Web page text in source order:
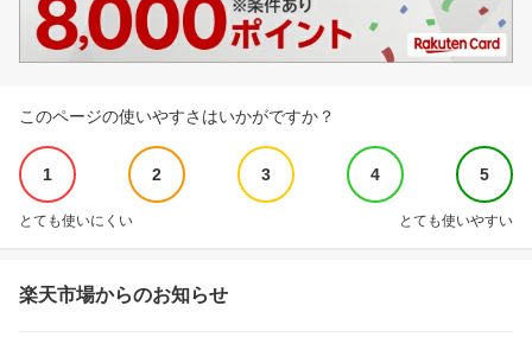
このページの使いやすさはいかがですか？
1 2 3 4 5
とても使いにくい とても使いやすい
楽天市場からのお知らせ